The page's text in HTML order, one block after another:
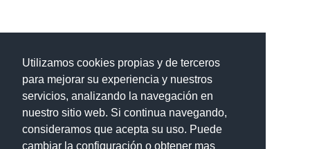
Utilizamos cookies propias y de terceros
para mejorar su experiencia y nuestros
servicios, analizando la navegación en
nuestro sitio web. Si continua navegando,
consideramos que acepta su uso. Puede
cambiar la configuración o obtener mas